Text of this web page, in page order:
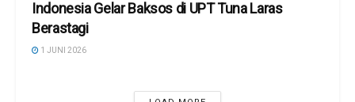
Indonesia Gelar Baksos di UPT Tuna Laras
Berastagi
1 JUNI 2026